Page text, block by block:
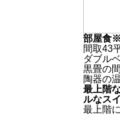
部屋食
間取43
ダブル
黒畳の
陶器の
最上階
ルなス
最上階